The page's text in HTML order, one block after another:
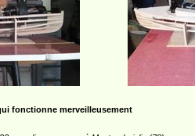
fonctionne merveilleusement